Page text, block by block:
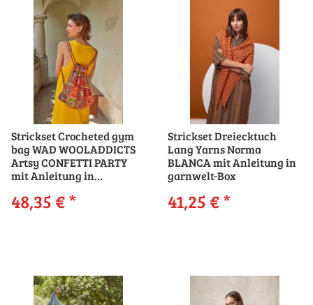
Strickset Crocheted gym
bag WAD WOOLADDICTS
Artsy CONFETTI PARTY
mit Anleitung in
48,35 €*
Strickset Dreiecktuch
Lang Yarns Norma
BLANCA mit Anleitung in
garnwelt-Box
41,25 €*